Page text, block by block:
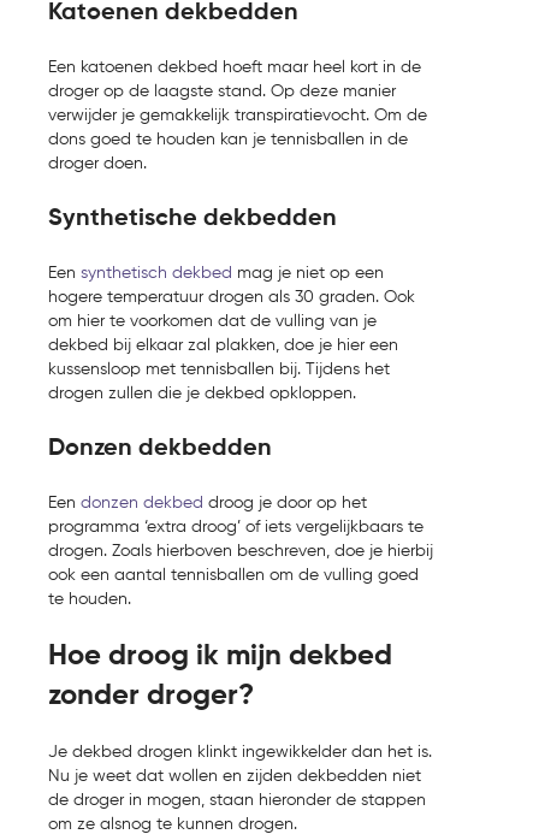
Katoenen dekbedden
Een katoenen dekbed hoeft maar heel kort in de
droger op de laagste stand. Op deze manier
verwijder je gemakkelijk transpiratievocht. Om de
dons goed te houden kan je tennisballen in de
droger doen.
Synthetische dekbedden
Een synthetisch dekbed mag je niet op een
hogere temperatuur drogen als 30 graden. Ook
om hier te voorkomen dat de vulling van je
dekbed bij elkaar zal plakken, doe je hier een
kussensloop met tennisballen bij. Tijdens het
drogen zullen die je dekbed opkloppen.
Donzen dekbedden
Een donzen dekbed droog je door op het
programma ‘extra droog’ of iets vergelijkbaars te
drogen. Zoals hierboven beschreven, doe je hierbij
ook een aantal tennisballen om de vulling goed
te houden.
Hoe droog ik mijn dekbed
zonder droger?
Je dekbed drogen klinkt ingewikkelder dan het is.
Nu je weet dat wollen en zijden dekbedden niet
de droger in mogen, staan hieronder de stappen
om ze alsnog te kunnen drogen.